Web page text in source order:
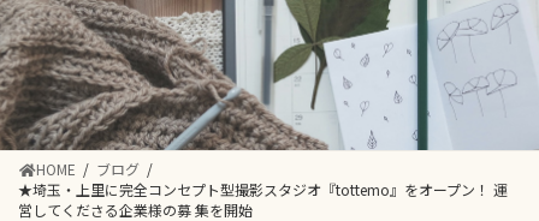
HOME
ブログ
★埼玉・上里に完全コンセプト型撮影スタジオ『tottemo』をオープン！ 運
営してくださる企業様の募 集を開始